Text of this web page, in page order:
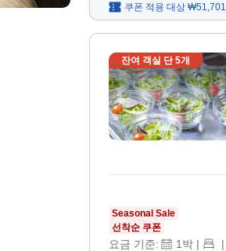
쿠폰 적용 대상 ₩51,701
잔여 객실 단5개
Seasonal Sale
선착순 쿠폰
요금 기준: 1 박 | |